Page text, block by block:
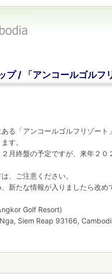
/ 「アンコールゴルフ
る「アンコールゴルフリゾー
す。
月終盤の予定ですが、来年２
、ご注意ください。
新たな情報が入りましたら改め
Golf Resort)
Siem Reap 93166,